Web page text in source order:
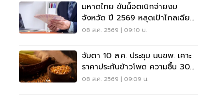
มหาดไทย ขันน็อตเบิกจ่ายงบ
จังหวัด ปี 2569 หลุดเป้าไกลเฉียด
40%
08 ส.ค. 2569 | 09:10 น.
จับตา 10 ส.ค. ประชุม นบขพ. เคาะ
ราคาประกันข้าวโพด ความชื้น 30%
ราคา 7.50 บาทต่อกิโลกรัม
08 ส.ค. 2569 | 09:09 น.